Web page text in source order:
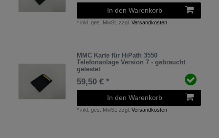
In den Warenkorb
* inkl. ges. MwSt. zzgl.Versandkosten
MMC Karte für HiPath 3550
Telefonanlage Version 7 - gebraucht
getestet
59,50 € *
In den Warenkorb
* inkl. ges. MwSt. zzgl.Versandkosten